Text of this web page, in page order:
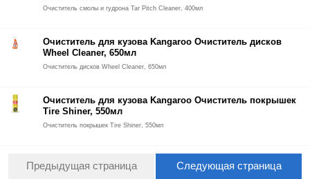
Очиститель смолы и гудрона Tar Pitch Cleaner, 400мл
Очиститель для кузова Kangaroo Очиститель дисков
Wheel Cleaner, 650мл
Очиститель дисков Wheel Cleaner, 650мл
Очиститель для кузова Kangaroo Очиститель покрышек
Tire Shiner, 550мл
Очиститель покрышек Tire Shiner, 550мл
Предыдущая страница Следующая страница